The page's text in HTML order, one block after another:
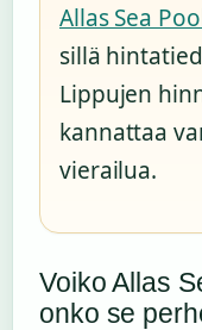
Allas Sea
sillä
Lippujen
kannattaa
vierailua.
Voiko Allas
onko se